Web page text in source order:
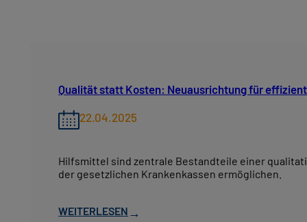
Qualität statt Kosten: Neuausrichtung für
22.04.2025
Hilfsmittel sind zentrale Bestandteile einer
der gesetzlichen Krankenkassen ermöglichen.
WEITERLESEN →